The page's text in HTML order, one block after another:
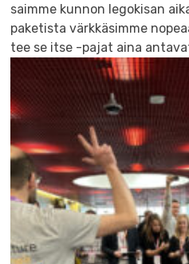
saimme kunnon legokisan
paketista värkkäsimme
tee se itse -pajat aina